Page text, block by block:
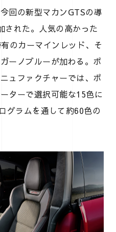
回の新型マカンGTSの導
された。人気の高かった
のカーマインレッド、そ
ーノブルーが加わる。ポ
ュファクチャーでは、ポ
ターで選択可能な15色に
ラムを通して約60色の